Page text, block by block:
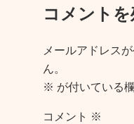
コメント
メールアドレス
ん。
※ が付いている
コメント ※